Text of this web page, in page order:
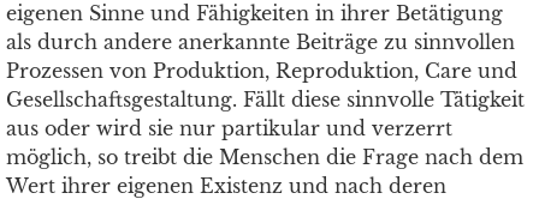
eigenen Sinne und Fähigkeiten in ihrer Betätigung
als durch andere anerkannte Beiträge zu sinnvollen
Prozessen von Produktion, Reproduktion, Care und
Gesellschaftsgestaltung. Fällt diese sinnvolle Tätigkeit
aus oder wird sie nur partikular und verzerrt
möglich, so treibt die Menschen die Frage nach dem
Wert ihrer eigenen Existenz und nach deren